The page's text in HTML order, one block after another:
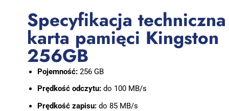
Specyfikacja techniczna
karta pamięci Kingston
256GB
Pojemność:256 GB
Prędkość odczytu:do 100 MB/s
Prędkość zapisu:do 85 MB/s